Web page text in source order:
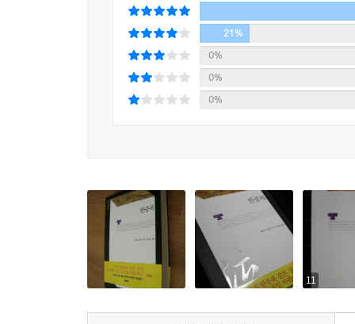
역사서다. 특히 정병설 교수는 52 꼭지에 달하는
하나의 사료로써 꼼꼼히 읽어냈다. 이는 기존의
통해 독자들은 혜경궁 홍씨가 얼마나 치밀한 기
죽음에 뒤주가 등장하게된 배경은 물론 노년에
옥추경의 벼락신 이야기까지 흥미진진한 조선 시
조선왕조실록처럼 다른 자료들을 서술의 바
전체적으로 볼 때 한중록은 놀랍도록 정확한 기
깊이 읽기’ 중에서
반세기를 기다렸다!
21%
0%
0%
0%
11